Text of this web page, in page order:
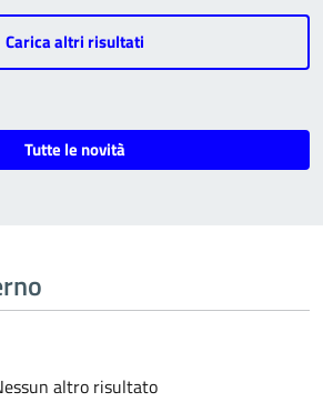
Carica altri risultati
Tutte le novità
altro risultato